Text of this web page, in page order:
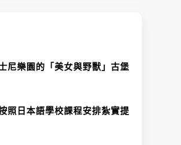
工作天止
尼樂園的「美女與野獸」古堡
照日本語學校課程安排紮實提